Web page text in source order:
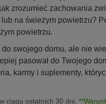
zrozumieć zachowania
lub na świeżym powietrzu?
powietrzu.
swojego domu, ale nie
pasował do Twojego
karmy i suplementy,
ciągu ostatnich 30 dni.